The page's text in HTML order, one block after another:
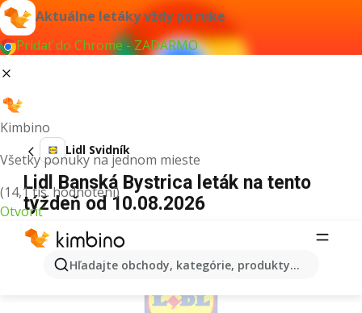
Aktuálne letáky vždy po ruke
Pridať do Chrome - ZADARMO
Kimbino
Všetky ponuky na jednom mieste
(14,1 tis. hodnotení)
Otvoriť
Hľadajte obchody, kategórie, produkty...
Lidl Svidník
Lidl Banská Bystrica leták na tento
týždeň od 10.08.2026